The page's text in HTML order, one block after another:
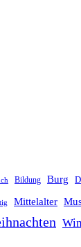
Bildung Burg
Mittelalter